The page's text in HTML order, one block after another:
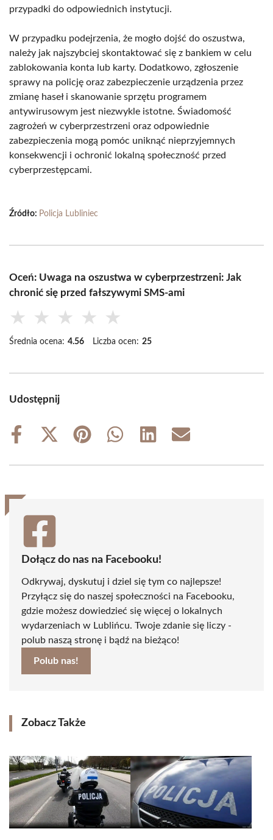
przypadki do odpowiednich instytucji.
W przypadku podejrzenia, że mogło dojść do oszustwa,
należy jak najszybciej skontaktować się z bankiem w celu
zablokowania konta lub karty. Dodatkowo, zgłoszenie
sprawy na policję oraz zabezpieczenie urządzenia przez
zmianę haseł i skanowanie sprzętu programem
antywirusowym jest niezwykle istotne. Świadomość
zagrożeń w cyberprzestrzeni oraz odpowiednie
zabezpieczenia mogą pomóc uniknąć nieprzyjemnych
konsekwencji i ochronić lokalną społeczność przed
cyberprzestępcami.
Źródło: Policja Lubliniec
Oceń: Uwaga na oszustwa w cyberprzestrzeni: Jak
chronić się przed fałszywymi SMS-ami
★ ★ ★ ★ ★
Średnia ocena: 4.56 Liczba ocen: 25
Udostępnij
Share
Share
(Twitter)
Share
Share
Share
Share
Dołącz do nas na Facebooku!
Odkrywaj, dyskutuj i dziel się tym co najlepsze!
Przyłącz się do naszej społeczności na Facebooku,
gdzie możesz dowiedzieć się więcej o lokalnych
wydarzeniach w Lublińcu. Twoje zdanie się liczy -
polub naszą stronę i bądź na bieżąco!
Polub nas!
Zobacz Także